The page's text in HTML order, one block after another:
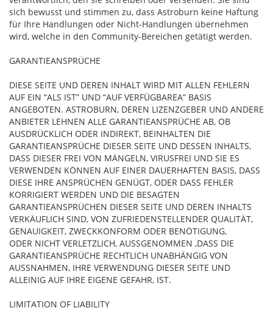
sich bewusst und stimmen zu, dass Astroburn keine Haftung
für Ihre Handlungen oder Nicht-Handlungen übernehmen
wird, welche in den Community-Bereichen getätigt werden.
GARANTIEANSPRÜCHE
DIESE SEITE UND DEREN INHALT WIRD MIT ALLEN FEHLERN
AUF EIN “ALS IST” UND “AUF VERFÜGBAREA” BASIS
ANGEBOTEN. ASTROBURN, DEREN LIZENZGEBER UND ANDERE
ANBIETER LEHNEN ALLE GARANTIEANSPRÜCHE AB, OB
AUSDRÜCKLICH ODER INDIREKT, BEINHALTEN DIE
GARANTIEANSPRÜCHE DIESER SEITE UND DESSEN INHALTS,
DASS DIESER FREI VON MÄNGELN, VIRUSFREI UND SIE ES
VERWENDEN KÖNNEN AUF EINER DAUERHAFTEN BASIS, DASS
DIESE IHRE ANSPRÜCHEN GENÜGT, ODER DASS FEHLER
KORRIGIERT WERDEN UND DIE BESAGTEN
GARANTIEANSPRÜCHEN DIESER SEITE UND DEREN INHALTS
VERKÄUFLICH SIND, VON ZUFRIEDENSTELLENDER QUALITÄT,
GENAUIGKEIT, ZWECKKONFORM ODER BENÖTIGUNG,
ODER NICHT VERLETZLICH, AUSSGENOMMEN ,DASS DIE
GARANTIEANSPRÜCHE RECHTLICH UNABHÄNGIG VON
AUSSNAHMEN, IHRE VERWENDUNG DIESER SEITE UND
ALLEINIG AUF IHRE EIGENE GEFAHR, IST.
LIMITATION OF LIABILITY